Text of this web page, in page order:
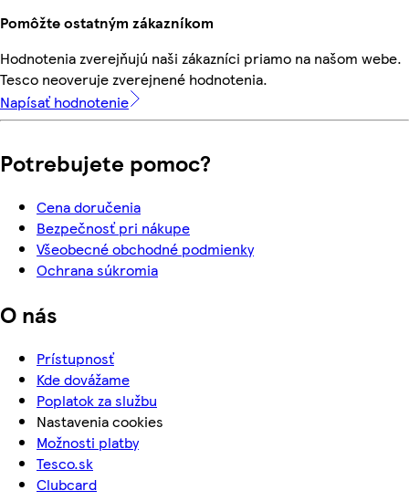
Pomôžte ostatným zákazníkom
Hodnotenia zverejňujú naši zákazníci priamo na našom webe.
Tesco neoveruje zverejnené hodnotenia.
Napísať hodnotenie
Potrebujete pomoc?
Cena doručenia
Bezpečnosť pri nákupe
Všeobecné obchodné podmienky
Ochrana súkromia
O nás
Prístupnosť
Kde dovážame
Poplatok za službu
Nastavenia cookies
Možnosti platby
Tesco.sk
Clubcard